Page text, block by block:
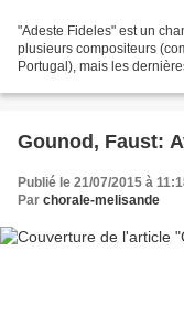
"Adeste Fideles" est un
plusieurs compositeurs
Portugal), mais les
Gounod, Faust:
Publié le 21/07/2015 à
Par chorale-melisande